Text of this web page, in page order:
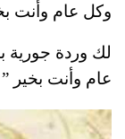
وكل عام وأنت
لك وردة جورية
عام وأنت بخير